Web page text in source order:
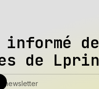
informé
de